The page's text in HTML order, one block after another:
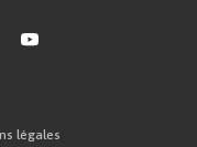
légales